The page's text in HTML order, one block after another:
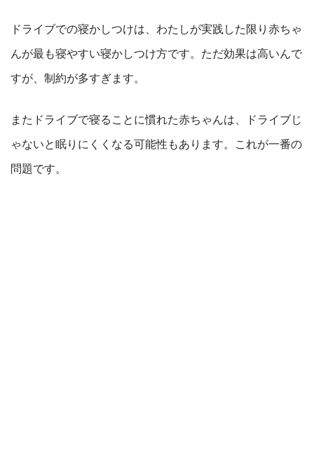
ドライブでの寝かしつけは、わたしが実践した限り赤ちゃ
んが最も寝やすい寝かしつけ方です。ただ効果は高いんで
すが、制約が多すぎます。
またドライブで寝ることに慣れた赤ちゃんは、ドライブじ
ゃないと眠りにくくなる可能性もあります。これが一番の
問題です。